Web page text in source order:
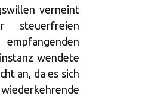
verneint
steuerfreien
wendete
an, da es sich